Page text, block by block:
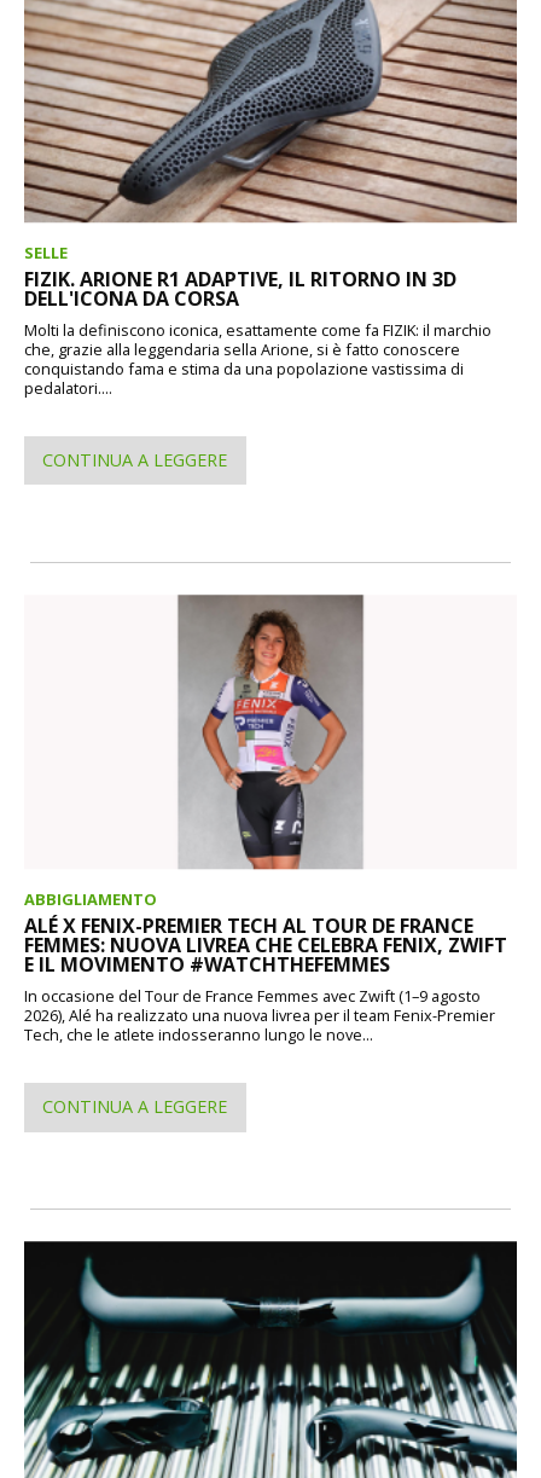
SELLE
FIZIK. ARIONE R1 ADAPTIVE, IL RITORNO IN 3D
DELL'ICONA DA CORSA
Molti la definiscono iconica, esattamente come fa FIZIK: il marchio
che, grazie alla leggendaria sella Arione, si è fatto conoscere
conquistando fama e stima da una popolazione vastissima di
pedalatori....
CONTINUA A LEGGERE
ABBIGLIAMENTO
ALÉ X FENIX-PREMIER TECH AL TOUR DE FRANCE
FEMMES: NUOVA LIVREA CHE CELEBRA FENIX, ZWIFT
E IL MOVIMENTO #WATCHTHEFEMMES
In occasione del Tour de France Femmes avec Zwift (1–9 agosto
2026), Alé ha realizzato una nuova livrea per il team Fenix-Premier
Tech, che le atlete indosseranno lungo le nove...
CONTINUA A LEGGERE